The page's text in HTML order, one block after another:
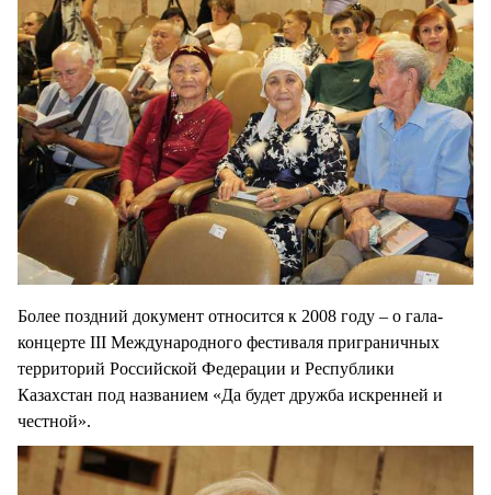
Более поздний документ относится к 2008 году – о гала-
концерте III Международного фестиваля приграничных
территорий Российской Федерации и Республики
Казахстан под названием «Да будет дружба искренней и
честной».